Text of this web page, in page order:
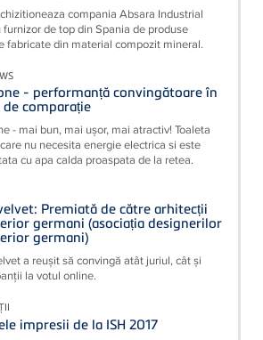
compania Absara Industrial
furnizor de top din Spania de produse
fabricate din material compozit mineral.
- performanță convingătoare în
comparație
- mai bun, mai ușor, mai atractiv! Toaleta
nu necesita energie electrica si este
cu apa calda proaspata de la retea.
Premiată de către arhitecții
germani (asociația designerilor
germani)
a reușit să convingă atât juriul, cât și
la votul online.
impresii de la ISH 2017